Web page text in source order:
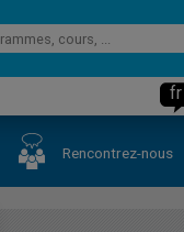
fr
Rencontrez-nous